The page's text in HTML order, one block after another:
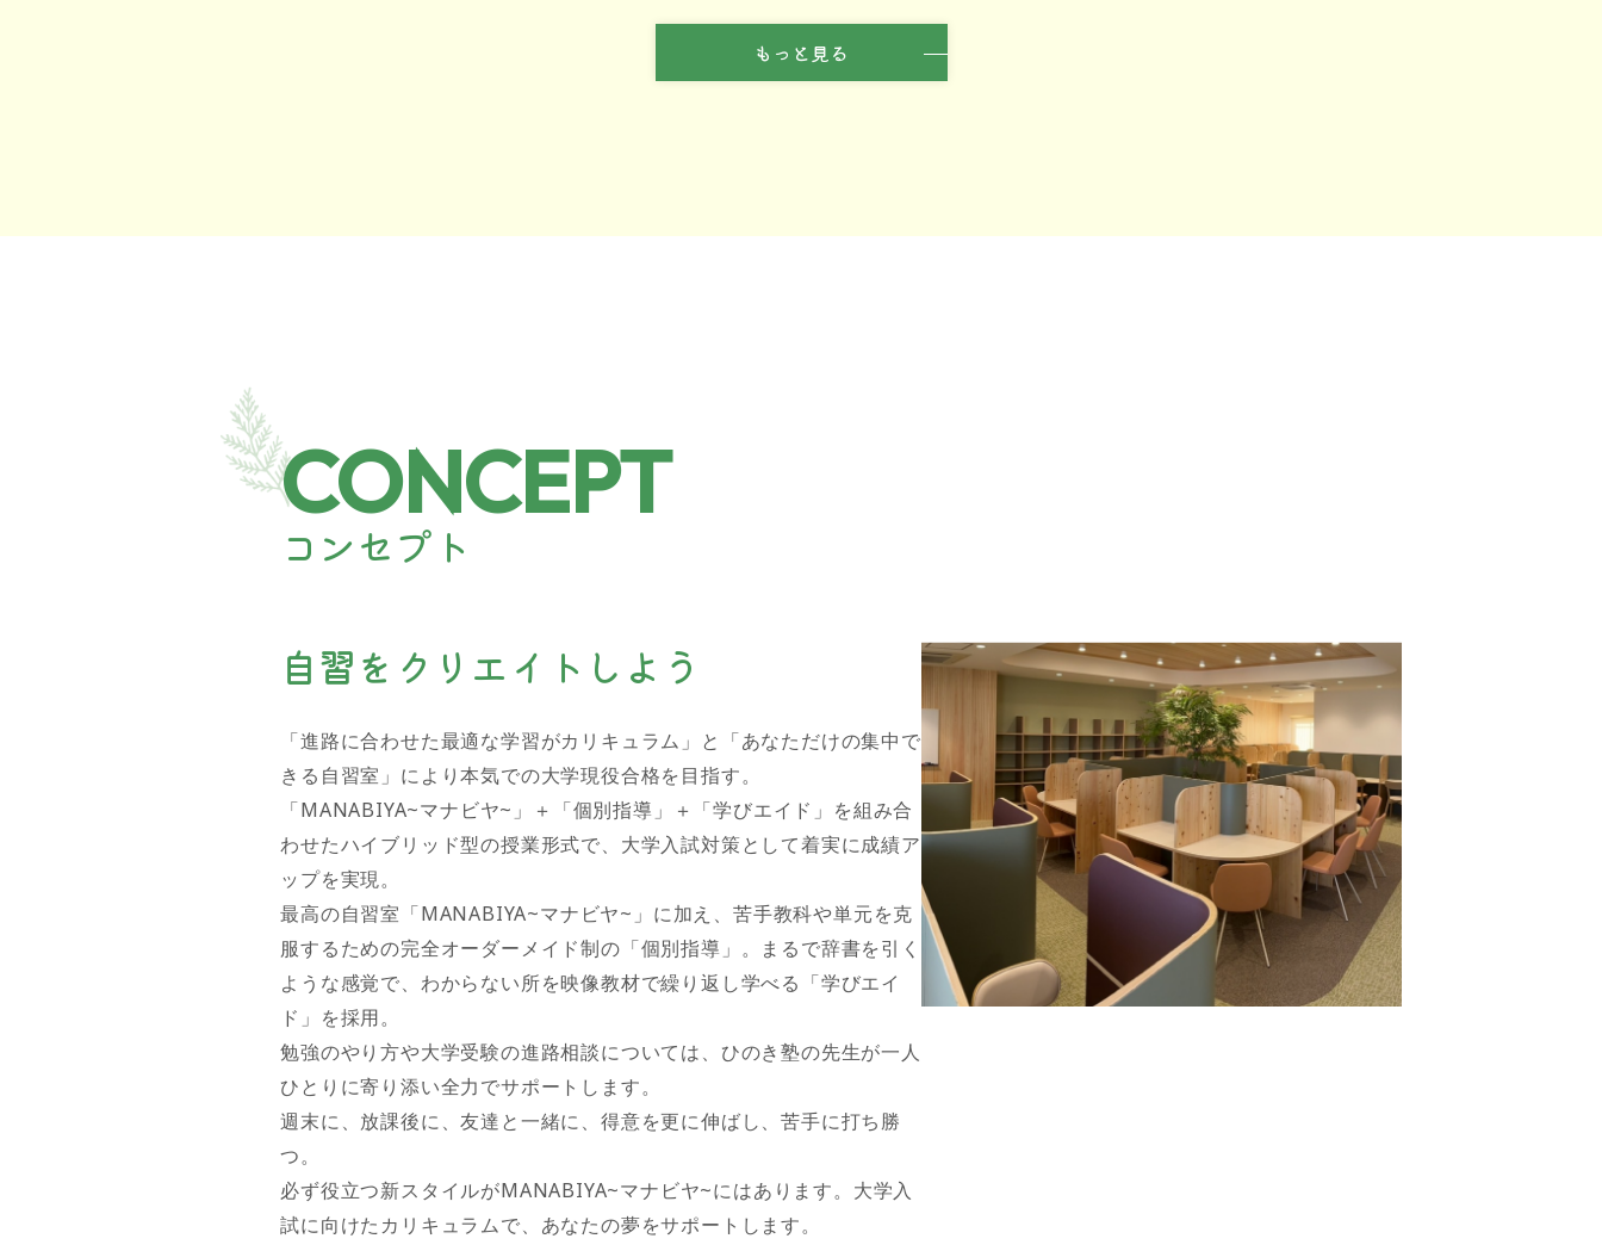
もっと見る
CONCEPT
コンセプト
自習をクリエイトしよう
「進路に合わせた最適な学習がカリキュラム」と「あなただけの集中で
きる自習室」により本気での大学現役合格を目指す。
「MANABIYA~マナビヤ~」＋「個別指導」＋「学びエイド」を組み合
わせたハイブリッド型の授業形式で、大学入試対策として着実に成績ア
ップを実現。
最高の自習室「MANABIYA~マナビヤ~」に加え、苦手教科や単元を克
服するための完全オーダーメイド制の「個別指導」。まるで辞書を引く
ような感覚で、わからない所を映像教材で繰り返し学べる「学びエイ
ド」を採用。
勉強のやり方や大学受験の進路相談については、ひのき塾の先生が一人
ひとりに寄り添い全力でサポートします。
週末に、放課後に、友達と一緒に、得意を更に伸ばし、苦手に打ち勝
つ。
必ず役立つ新スタイルがMANABIYA~マナビヤ~にはあります。大学入
試に向けたカリキュラムで、あなたの夢をサポートします。